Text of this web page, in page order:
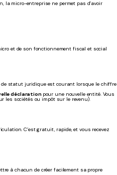
la micro-entreprise ne permet pas d’avoir
et de son fonctionnement fiscal et social
de statut juridique est courant lorsque le chiffre
déclaration pour une nouvelle entité. Vous
les sociétés ou impôt sur le revenu).
C’est gratuit, rapide, et vous recevez
à chacun de créer facilement sa propre